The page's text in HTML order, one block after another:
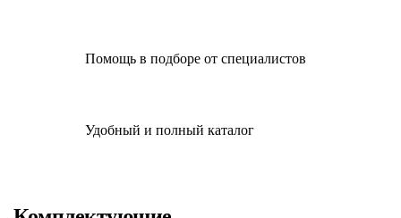
Помощь в подборе от специалистов
Удобный и полный каталог